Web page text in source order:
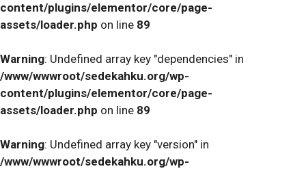
content/plugins/elementor/core/page-
assets/loader.php on line 89
Warning: Undefined array key "dependencies" in
/www/wwwroot/sedekahku.org/wp-
content/plugins/elementor/core/page-
assets/loader.php on line 89
Warning: Undefined array key "version" in
/www/wwwroot/sedekahku.org/wp-